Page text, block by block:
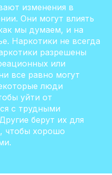
изменения в
Они могут влиять
мы думаем, и на
Наркотики не всегда
разрешены
или
все равно могут
люди
уйти от
с трудными
берут их для
чтобы хорошо